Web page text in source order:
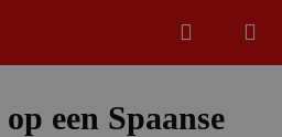
een Spaanse